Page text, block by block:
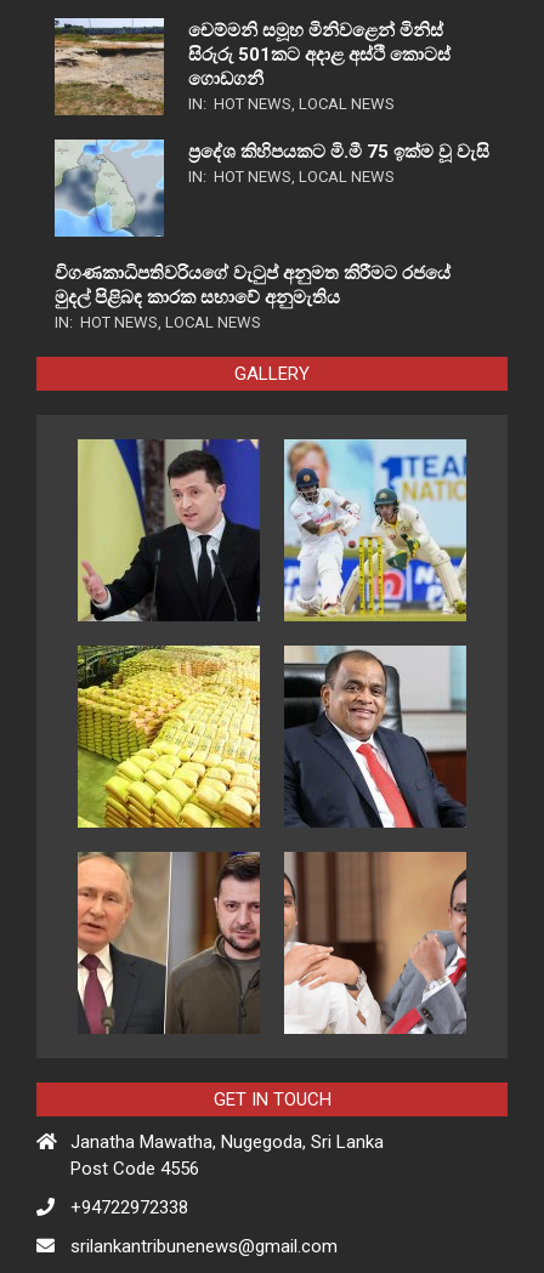
චෙම්මනි සමූහ මිනිවළෙන් මිනිස්
සිරුරු 501කට අදාළ අස්ථි කොටස්
ගොඩගනී
IN: HOT NEWS, LOCAL NEWS
ප්‍රදේශ කිහිපයකට මි.මී 75 ඉක්ම වූ වැසි
IN: HOT NEWS, LOCAL NEWS
විගණකාධිපතිවරියගේ වැටුප් අනුමත කිරීමට රජයේ
මුදල් පිළිබඳ කාරක සභාවේ අනුමැතිය
IN: HOT NEWS, LOCAL NEWS
GALLERY
GET IN TOUCH
Janatha Mawatha, Nugegoda, Sri Lanka
Post Code 4556
+94722972338
srilankantribunenews@gmail.com